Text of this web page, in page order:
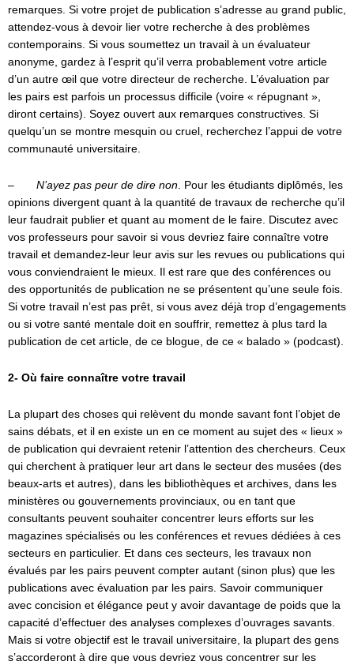
remarques. Si votre projet de publication s’adresse au grand public,
attendez-vous à devoir lier votre recherche à des problèmes
contemporains. Si vous soumettez un travail à un évaluateur
anonyme, gardez à l’esprit qu’il verra probablement votre article
d’un autre œil que votre directeur de recherche. L’évaluation par
les pairs est parfois un processus difficile (voire « répugnant »,
diront certains). Soyez ouvert aux remarques constructives. Si
quelqu’un se montre mesquin ou cruel, recherchez l’appui de votre
communauté universitaire.
– N’ayez pas peur de dire non. Pour les étudiants diplômés, les
opinions divergent quant à la quantité de travaux de recherche qu’il
leur faudrait publier et quant au moment de le faire. Discutez avec
vos professeurs pour savoir si vous devriez faire connaître votre
travail et demandez-leur leur avis sur les revues ou publications qui
vous conviendraient le mieux. Il est rare que des conférences ou
des opportunités de publication ne se présentent qu’une seule fois.
Si votre travail n’est pas prêt, si vous avez déjà trop d’engagements
ou si votre santé mentale doit en souffrir, remettez à plus tard la
publication de cet article, de ce blogue, de ce « balado » (podcast).
2- Où faire connaître votre travail
La plupart des choses qui relèvent du monde savant font l’objet de
sains débats, et il en existe un en ce moment au sujet des « lieux »
de publication qui devraient retenir l’attention des chercheurs. Ceux
qui cherchent à pratiquer leur art dans le secteur des musées (des
beaux-arts et autres), dans les bibliothèques et archives, dans les
ministères ou gouvernements provinciaux, ou en tant que
consultants peuvent souhaiter concentrer leurs efforts sur les
magazines spécialisés ou les conférences et revues dédiées à ces
secteurs en particulier. Et dans ces secteurs, les travaux non
évalués par les pairs peuvent compter autant (sinon plus) que les
publications avec évaluation par les pairs. Savoir communiquer
avec concision et élégance peut y avoir davantage de poids que la
capacité d’effectuer des analyses complexes d’ouvrages savants.
Mais si votre objectif est le travail universitaire, la plupart des gens
s’accorderont à dire que vous devriez vous concentrer sur les